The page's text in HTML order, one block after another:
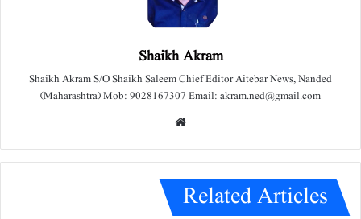
Shaikh Akram
Shaikh Akram S/O Shaikh Saleem Chief Editor Aitebar News, Nanded
(Maharashtra) Mob: 9028167307 Email: akram.ned@gmail.com
e
Related Articles